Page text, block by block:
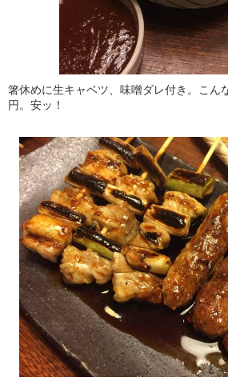
箸休めに生キャベツ、味噌ダレ付き。こん
円。安ッ！